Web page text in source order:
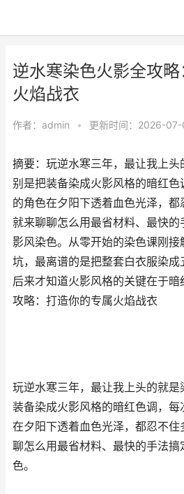
逆水寒染色火影全攻
火焰战衣
作者： admin • 更新时间：2026-
摘要：玩逆水寒三年，最让我上
别是把装备染成火影风格的暗红
的角色在夕阳下透着血色光泽，
就来聊聊怎么用最省材料、最快
影风染色。从零开始的染色课刚
坑，最离谱的是把整套白衣服染成
后来才知道火影风格的关键在于
攻略：打造你的专属火焰战衣
玩逆水寒三年，最让我上头的就
装备染成火影风格的暗红色调，
在夕阳下透着血色光泽，都忍不
聊怎么用最省材料、最快的手法
色。